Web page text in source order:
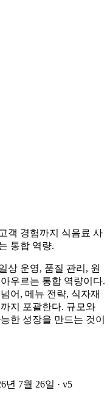
객 경험까지 식음료 사
통합 역량.
상 운영, 품질 관리, 원
우르는 통합 역량이다.
어, 메뉴 전략, 식자재
지 포괄한다. 규모와
한 성장을 만드는 것이
년 7월 26일 · v5